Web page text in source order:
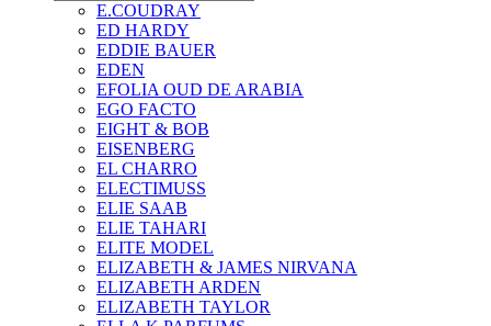
E.COUDRAY
ED HARDY
EDDIE BAUER
EDEN
EFOLIA OUD DE ARABIA
EGO FACTO
EIGHT & BOB
EISENBERG
EL CHARRO
ELECTIMUSS
ELIE SAAB
ELIE TAHARI
ELITE MODEL
ELIZABETH & JAMES NIRVANA
ELIZABETH ARDEN
ELIZABETH TAYLOR